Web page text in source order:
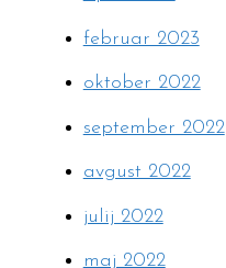
februar 2023
oktober 2022
september 2022
avgust 2022
julij 2022
maj 2022